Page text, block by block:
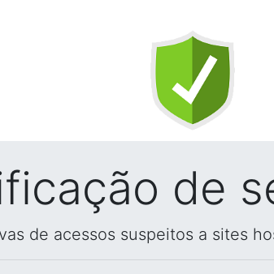
de
de acessos suspeitos a sites